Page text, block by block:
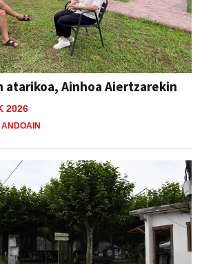
atarikoa, Ainhoa Aiertzarekin
2026
ANDOAIN